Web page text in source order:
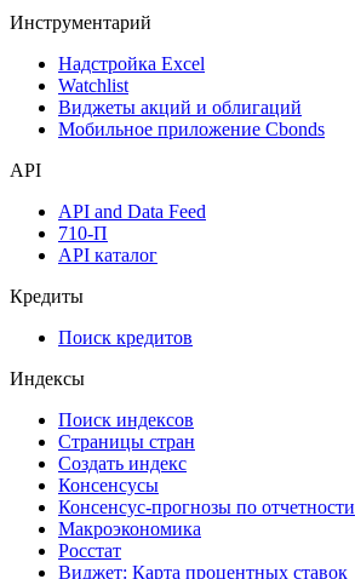
Инструментарий
Надстройка Excel
Watchlist
Виджеты акций и облигаций
Мобильное приложение Cbonds
API
API and Data Feed
710-П
API каталог
Кредиты
Поиск кредитов
Индексы
Поиск индексов
Страницы стран
Создать индекс
Консенсусы
Консенсус-прогнозы по отчетности
Макроэкономика
Росстат
Виджет: Карта процентных ставок